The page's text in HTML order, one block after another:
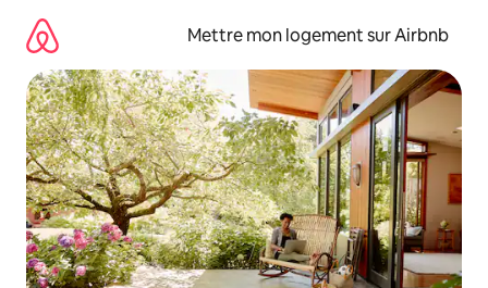
directement
contenu
Mettre mon logement sur Airbnb